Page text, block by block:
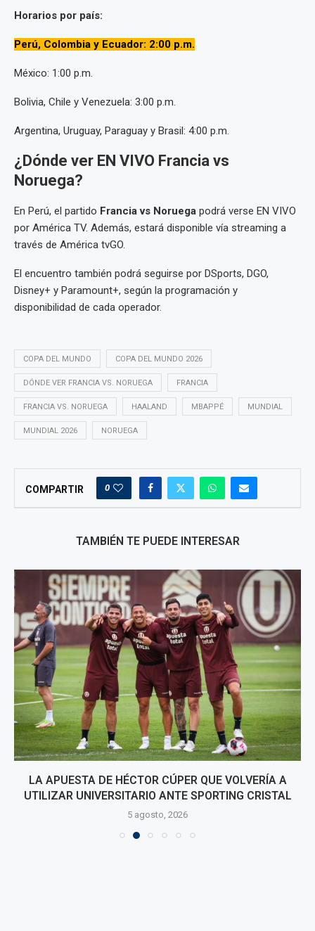
Horarios por país:
Perú, Colombia y Ecuador: 2:00 p.m.
México: 1:00 p.m.
Bolivia, Chile y Venezuela: 3:00 p.m.
Argentina, Uruguay, Paraguay y Brasil: 4:00 p.m.
¿Dónde ver EN VIVO Francia vs
Noruega?
En Perú, el partido Francia vs Noruega podrá verse EN VIVO
por América TV. Además, estará disponible vía streaming a
través de América tvGO.
El encuentro también podrá seguirse por DSports, DGO,
Disney+ y Paramount+, según la programación y
disponibilidad de cada operador.
COPA DEL MUNDO COPA DEL MUNDO 2026
DÓNDE VER FRANCIA VS. NORUEGA FRANCIA
FRANCIA VS. NORUEGA HAALAND MBAPPÉ MUNDIAL
MUNDIAL 2026 NORUEGA
COMPARTIR 0
TAMBIÉN TE PUEDE INTERESAR
LA APUESTA DE HÉCTOR CÚPER QUE VOLVERÍA A
UTILIZAR UNIVERSITARIO ANTE SPORTING CRISTAL
5 agosto, 2026